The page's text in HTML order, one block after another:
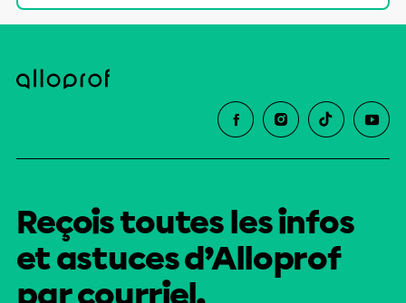
Reçois toutes les infos
et astuces d’Alloprof
par courriel.